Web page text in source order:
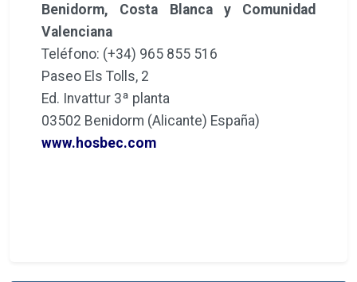
Benidorm, Costa Blanca y Comunidad
Valenciana
Teléfono: (+34) 965 855 516
Paseo Els Tolls, 2
Ed. Invattur 3ª planta
03502 Benidorm (Alicante) España)
www.hosbec.com